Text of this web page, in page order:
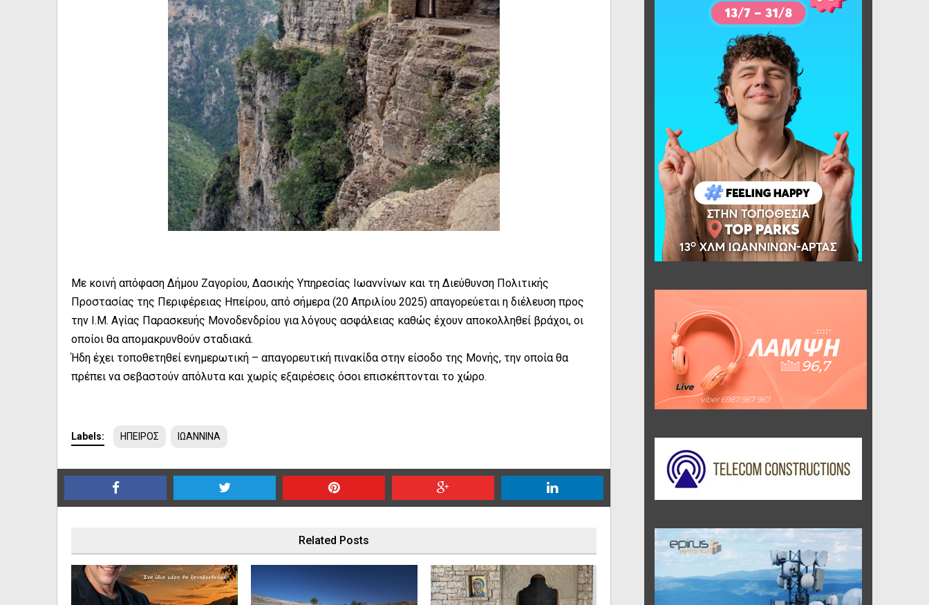
Με κοινή απόφαση Δήμου Ζαγορίου, Δασικής Υπηρεσίας Ιωαννίνων και τη Διεύθυνση Πολιτικής
Προστασίας της Περιφέρειας Ηπείρου, από σήμερα (20 Απριλίου 2025) απαγορεύεται η διέλευση προς
την Ι.Μ. Αγίας Παρασκευής Μονοδενδρίου για λόγους ασφάλειας καθώς έχουν αποκολληθεί βράχοι, οι
οποίοι θα απομακρυνθούν σταδιακά.
Ήδη έχει τοποθετηθεί ενημερωτική – απαγορευτική πινακίδα στην είσοδο της Μονής, την οποία θα
πρέπει να σεβαστούν απόλυτα και χωρίς εξαιρέσεις όσοι επισκέπτονται το χώρο.
Labels: ΗΠΕΙΡΟΣ ΙΩΑΝΝΙΝΑ
Related Posts